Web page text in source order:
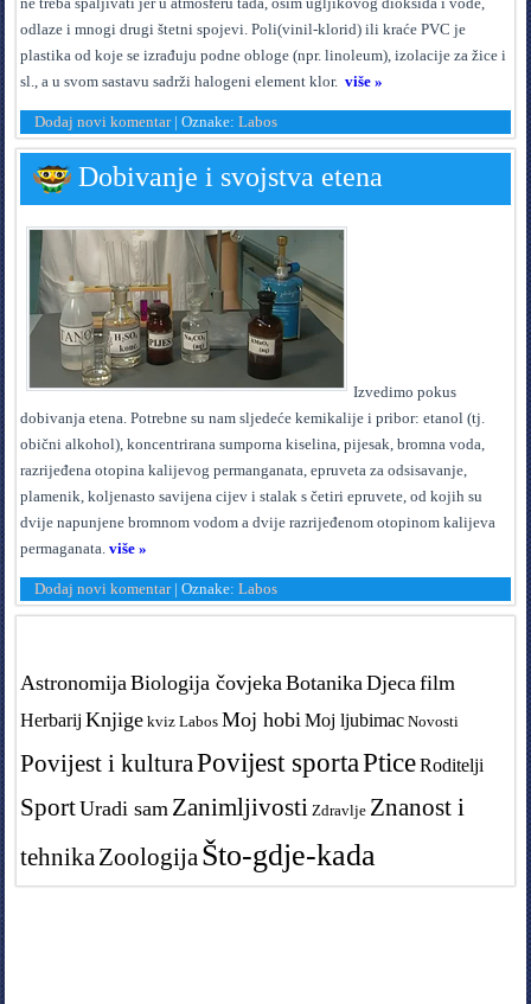
odlaze i mnogi drugi štetni spojevi. Poli(vinil-klorid) ili kraće PVC je
plastika od koje se izrađuju podne obloge (npr. linoleum), izolacije za žice i
sl., a u svom sastavu sadrži halogeni element klor.više »
Dodaj novi komentar|Oznake:Labos
Dobivanje i svojstva etena
Izvedimo pokus
dobivanja etena. Potrebne su nam sljedeće kemikalije i pribor: etanol (tj.
obični alkohol), koncentrirana sumporna kiselina, pijesak, bromna voda,
razrijeđena otopina kalijevog permanganata, epruveta za odsisavanje,
plamenik, koljenasto savijena cijev i stalak s četiri epruvete, od kojih su
dvije napunjene bromnom vodom a dvije razrijeđenom otopinom kalijeva
permaganata.više »
Dodaj novi komentar|Oznake:Labos
AstronomijaBiologija čovjekaBotanikaDjecafilm
Herbarij Knjige kviz Labos Moj hobi Moj ljubimac Novosti
Povijest i kulturaPovijest sportaPtice Roditelji
SportUradi sam Zanimljivosti Zdravlje Znanost i
tehnika Zoologija Što-gdje-kada